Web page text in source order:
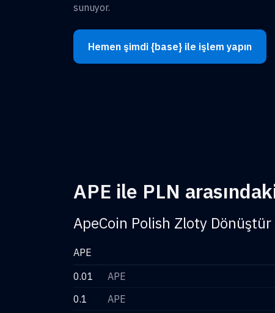
sunuyor.
Hemen şimdi {base} ile işlem yapın
APE ile PLN
ApeCoin Polish Zloty Dönüştür
APE
0.01
APE
0.1
APE